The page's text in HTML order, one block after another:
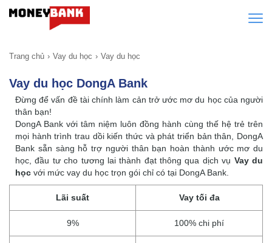
Trang chủ Vay du học Vay du học
Vay du học DongA Bank
Đừng để vấn đề tài chính làm cản trở ước mơ du học của người
thân bạn!
DongA Bank với tâm niệm luôn đồng hành cùng thế hệ trẻ trên
mọi hành trình trau dồi kiến thức và phát triển bản thân, DongA
Bank sẵn sàng hỗ trợ người thân bạn hoàn thành ước mơ du
học, đầu tư cho tương lai thành đạt thông qua dịch vụ Vay du
học với mức vay du học trọn gói chỉ có tại DongA Bank.
Lãi suất
9%
Vay tối đa
100% chi phí